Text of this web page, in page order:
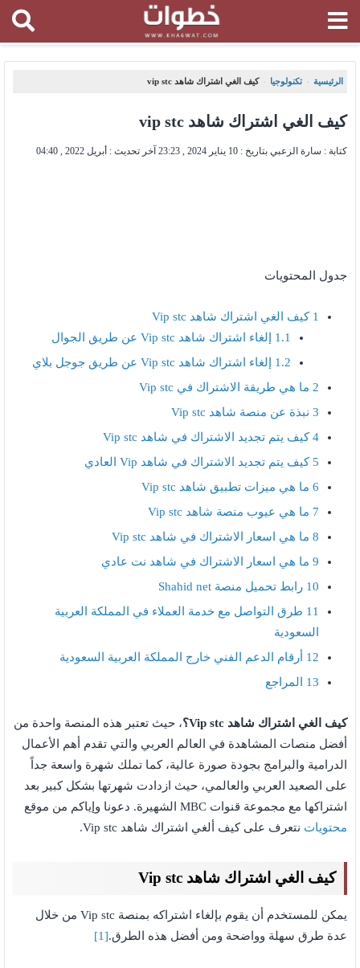
الرئيسية ، تكنولوجيا ، كيف الغي اشتراك شاهد vip stc
كيف الغي اشتراك شاهد vip stc
كتابة : سارة الزعبي بتاريخ : 10 يناير 2024 , 23:23 آخر تحديث : أبريل 2022 , 04:40
جدول المحتويات
1 كيف الغي اشتراك شاهد Vip stc
1.1 إلغاء اشتراك شاهد Vip stc عن طريق الجوال
1.2 إلغاء اشتراك شاهد Vip stc عن طريق جوجل بلاي
2 ما هي طريقة الاشتراك في Vip stc
3 نبذة عن منصة شاهد Vip stc
4كيف يتم تجديد الاشتراك في شاهد Vip stc
5كيف يتم تجديد الاشتراك في شاهد Vip العادي
6 ما هي ميزات تطبيق شاهد Vip stc
7 ما هي عيوب منصة شاهد Vip stc
8 ما هي اسعار الاشتراك في شاهد Vip stc
9 ما هي اسعار الاشتراك في شاهد نت عادي
10 رابط تحميل منصة Shahid net
11 طرق التواصل مع خدمة العملاء في المملكة العربية
السعودية
12 أرقام الدعم الفني خارج المملكة العربية السعودية
13 المراجع
كيف الغي اشتراك شاهد Vip stc؟
، حيث تعتبر هذه المنصة واحدة من
أفضل منصات المشاهدة في العالم العربي والتي تقدم أهم الأعمال
الدرامية والبرامج بجودة صورة عالية، كما تملك شهرة واسعة جداً
على الصعيد العربي والعالمي، حيث ازدادت شهرتها بشكل كبير بعد
اشتراكها مع مجموعة قنوات MBC الشهيرة. دعونا وإياكم من موقع
محتويات نتعرف على كيف ألغي اشتراك شاهد Vip stc.
كيف الغي اشتراك شاهد Vip stc
يمكن للمستخدم أن يقوم بإلغاء اشتراكه بمنصة Vip stc من خلال
عدة طرق سهلة وواضحة ومن أفضل هذه الطرق.[1]